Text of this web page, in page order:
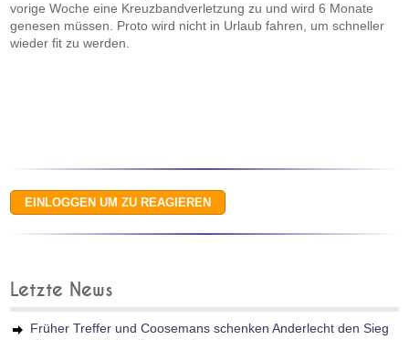
vorige Woche eine Kreuzbandverletzung zu und wird 6 Monate
genesen müssen. Proto wird nicht in Urlaub fahren, um schneller
wieder fit zu werden.
Letzte News
Früher Treffer und Coosemans schenken Anderlecht den Sieg